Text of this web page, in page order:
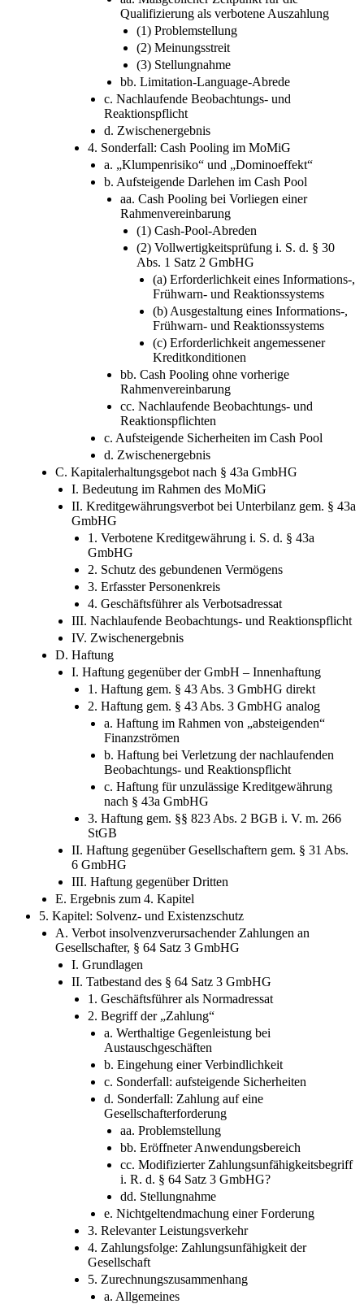
Qualifizierung als verbotene Auszahlung
(1) Problemstellung
(2) Meinungsstreit
(3) Stellungnahme
bb. Limitation-Language-Abrede
c. Nachlaufende Beobachtungs- und
Reaktionspflicht
d. Zwischenergebnis
4. Sonderfall: Cash Pooling im MoMiG
a. „Klumpenrisiko“ und „Dominoeffekt“
b. Aufsteigende Darlehen im Cash Pool
aa. Cash Pooling bei Vorliegen einer
Rahmenvereinbarung
(1) Cash-Pool-Abreden
(2) Vollwertigkeitsprüfung i. S. d. § 30
Abs. 1 Satz 2 GmbHG
(a) Erforderlichkeit eines Informations-,
Frühwarn- und Reaktionssystems
(b) Ausgestaltung eines Informations-,
Frühwarn- und Reaktionssystems
(c) Erforderlichkeit angemessener
Kreditkonditionen
bb. Cash Pooling ohne vorherige
Rahmenvereinbarung
cc. Nachlaufende Beobachtungs- und
Reaktionspflichten
c. Aufsteigende Sicherheiten im Cash Pool
d. Zwischenergebnis
C. Kapitalerhaltungsgebot nach § 43a GmbHG
I. Bedeutung im Rahmen des MoMiG
II. Kreditgewährungsverbot bei Unterbilanz gem. § 43a
GmbHG
1. Verbotene Kreditgewährung i. S. d. § 43a
GmbHG
2. Schutz des gebundenen Vermögens
3. Erfasster Personenkreis
4. Geschäftsführer als Verbotsadressat
III. Nachlaufende Beobachtungs- und Reaktionspflicht
IV. Zwischenergebnis
D. Haftung
I. Haftung gegenüber der GmbH – Innenhaftung
1. Haftung gem. § 43 Abs. 3 GmbHG direkt
2. Haftung gem. § 43 Abs. 3 GmbHG analog
a. Haftung im Rahmen von „absteigenden“
Finanzströmen
b. Haftung bei Verletzung der nachlaufenden
Beobachtungs- und Reaktionspflicht
c. Haftung für unzulässige Kreditgewährung
nach § 43a GmbHG
3. Haftung gem. §§ 823 Abs. 2 BGB i. V. m. 266
StGB
II. Haftung gegenüber Gesellschaftern gem. § 31 Abs.
6 GmbHG
III. Haftung gegenüber Dritten
E. Ergebnis zum 4. Kapitel
5. Kapitel: Solvenz- und Existenzschutz
A. Verbot insolvenzverursachender Zahlungen an
Gesellschafter, § 64 Satz 3 GmbHG
I. Grundlagen
II. Tatbestand des § 64 Satz 3 GmbHG
1. Geschäftsführer als Normadressat
2. Begriff der „Zahlung“
a. Werthaltige Gegenleistung bei
Austauschgeschäften
b. Eingehung einer Verbindlichkeit
c. Sonderfall: aufsteigende Sicherheiten
d. Sonderfall: Zahlung auf eine
Gesellschafterforderung
aa. Problemstellung
bb. Eröffneter Anwendungsbereich
cc. Modifizierter Zahlungsunfähigkeitsbegriff
i. R. d. § 64 Satz 3 GmbHG?
dd. Stellungnahme
e. Nichtgeltendmachung einer Forderung
3. Relevanter Leistungsverkehr
4. Zahlungsfolge: Zahlungsunfähigkeit der
Gesellschaft
5. Zurechnungszusammenhang
a. Allgemeines